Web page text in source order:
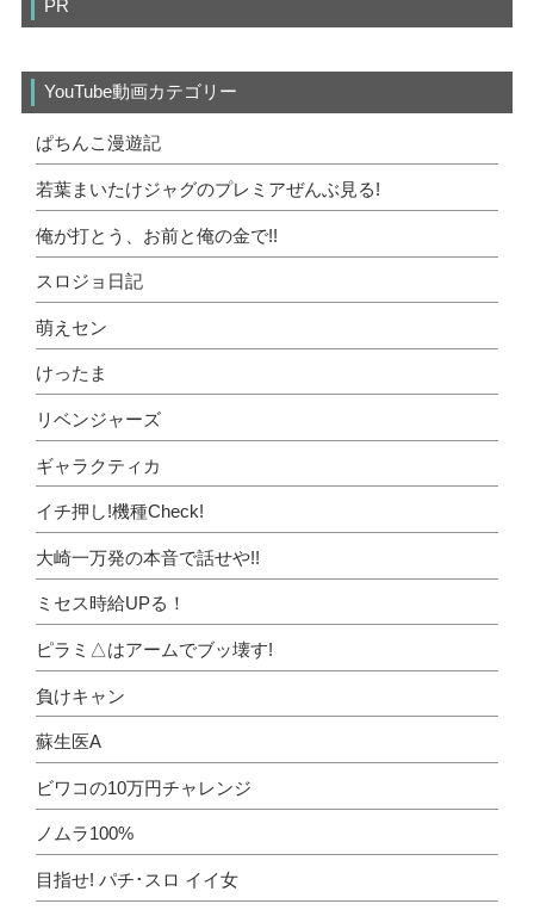
PR
YouTube動画カテゴリー
ぱちんこ漫遊記
若葉まいたけジャグのプレミアぜんぶ見る!
俺が打とう、お前と俺の金で!!
スロジョ日記
萌えセン
けったま
リベンジャーズ
ギャラクティカ
イチ押し!機種Check!
大崎一万発の本音で話せや!!
ミセス時給UPる！
ピラミ△はアームでブッ壊す!
負けキャン
蘇生医A
ビワコの10万円チャレンジ
ノムラ100%
目指せ! パチ･スロ イイ女